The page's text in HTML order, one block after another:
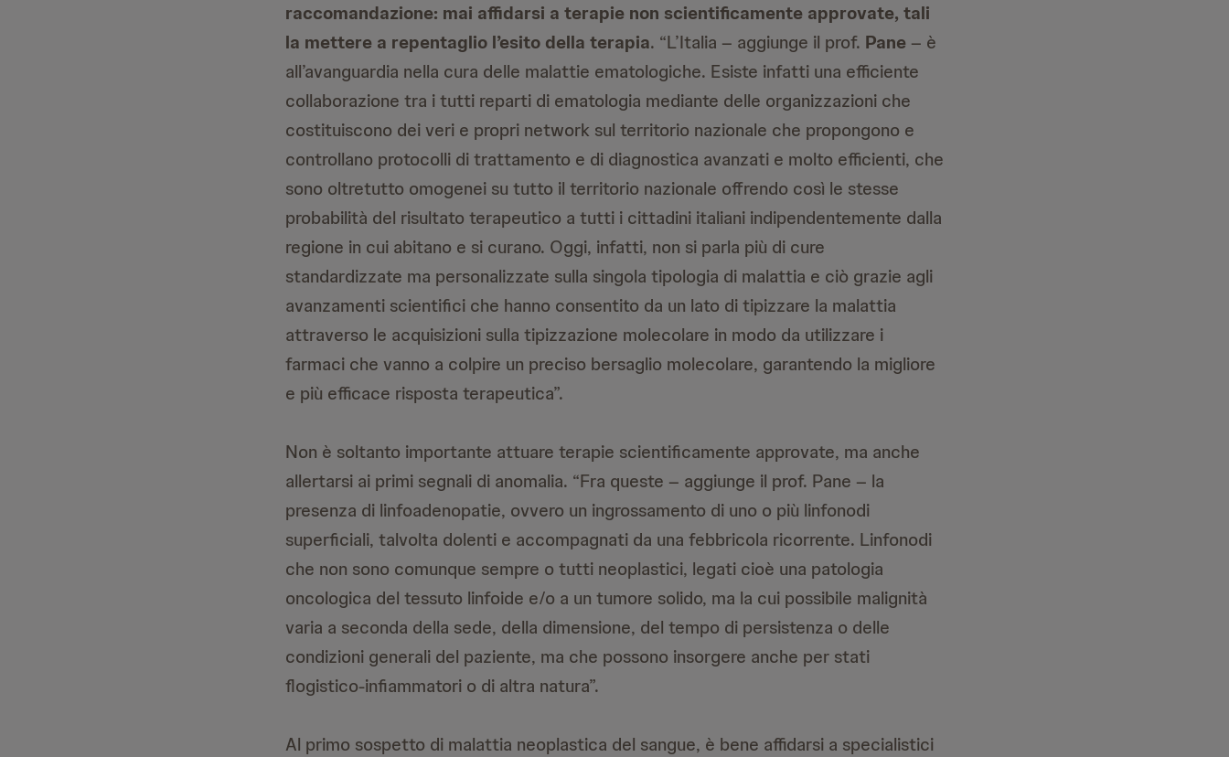
raccomandazione: mai affidarsi a terapie non scientificamente approvate, tali
la mettere a repentaglio l’esito della terapia. “L’Italia – aggiunge il prof. Pane – è
all’avanguardia nella cura delle malattie ematologiche. Esiste infatti una efficiente
collaborazione tra i tutti reparti di ematologia mediante delle organizzazioni che
costituiscono dei veri e propri network sul territorio nazionale che propongono e
controllano protocolli di trattamento e di diagnostica avanzati e molto efficienti, che
sono oltretutto omogenei su tutto il territorio nazionale offrendo così le stesse
probabilità del risultato terapeutico a tutti i cittadini italiani indipendentemente dalla
regione in cui abitano e si curano. Oggi, infatti, non si parla più di cure
standardizzate ma personalizzate sulla singola tipologia di malattia e ciò grazie agli
avanzamenti scientifici che hanno consentito da un lato di tipizzare la malattia
attraverso le acquisizioni sulla tipizzazione molecolare in modo da utilizzare i
farmaci che vanno a colpire un preciso bersaglio molecolare, garantendo la migliore
e più efficace risposta terapeutica”.
Non è soltanto importante attuare terapie scientificamente approvate, ma anche
allertarsi ai primi segnali di anomalia. “Fra queste – aggiunge il prof. Pane – la
presenza di linfoadenopatie, ovvero un ingrossamento di uno o più linfonodi
superficiali, talvolta dolenti e accompagnati da una febbricola ricorrente. Linfonodi
che non sono comunque sempre o tutti neoplastici, legati cioè una patologia
oncologica del tessuto linfoide e/o a un tumore solido, ma la cui possibile malignità
varia a seconda della sede, della dimensione, del tempo di persistenza o delle
condizioni generali del paziente, ma che possono insorgere anche per stati
flogistico-infiammatori o di altra natura”.
Al primo sospetto di malattia neoplastica del sangue, è bene affidarsi a specialistici